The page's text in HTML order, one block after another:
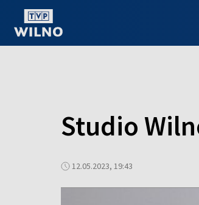
Studio
12.05.2023, 19:43